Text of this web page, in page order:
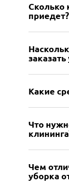
Сколько
приедет?
Какие
Что
Чем
уборка